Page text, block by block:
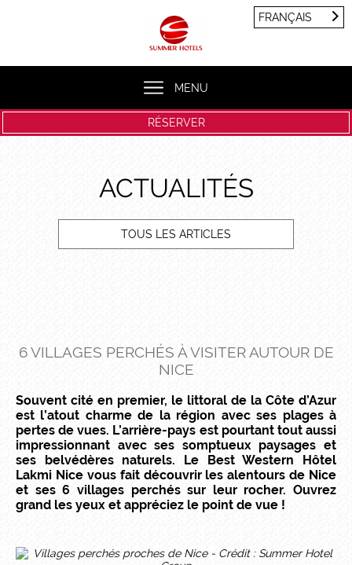
MENU
FRANÇAIS
RÉSERVER
ACTUALITÉS
TOUS LES ARTICLES
6 VILLAGES PERCHÉS À VISITER AUTOUR DE
NICE
Souvent cité en premier, le littoral de la Côte d’Azur
est l’atout charme de la région avec ses plages à
pertes de vues. L’arrière-pays est pourtant tout aussi
impressionnant avec ses somptueux paysages et
ses belvédères naturels. Le Best Western Hôtel
Lakmi Nice vous fait découvrir les alentours de Nice
et ses 6 villages perchés sur leur rocher. Ouvrez
grand les yeux et appréciez le point de vue !